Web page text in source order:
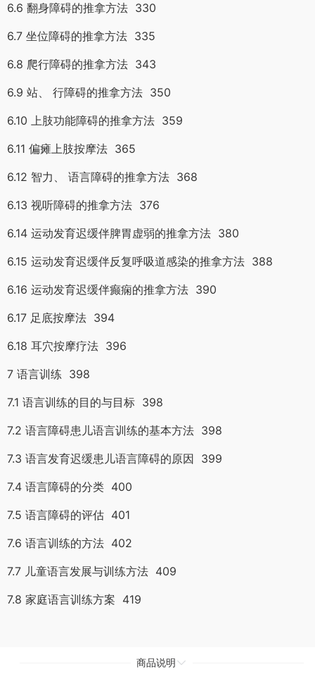
6.6 翻身障碍的推拿方法 330
6.7 坐位障碍的推拿方法 335
6.8 爬行障碍的推拿方法 343
6.9 站、 行障碍的推拿方法 350
6.10 上肢功能障碍的推拿方法 359
6.11 偏瘫上肢按摩法 365
6.12 智力、 语言障碍的推拿方法 368
6.13 视听障碍的推拿方法 376
6.14 运动发育迟缓伴脾胃虚弱的推拿方法 380
6.15 运动发育迟缓伴反复呼吸道感染的推拿方法 388
6.16 运动发育迟缓伴癫痫的推拿方法 390
6.17 足底按摩法 394
6.18 耳穴按摩疗法 396
7 语言训练 398
7.1 语言训练的目的与目标 398
7.2 语言障碍患儿语言训练的基本方法 398
7.3 语言发育迟缓患儿语言障碍的原因 399
7.4 语言障碍的分类 400
7.5 语言障碍的评估 401
7.6 语言训练的方法 402
7.7 儿童语言发展与训练方法 409
7.8 家庭语言训练方案 419
商品说明